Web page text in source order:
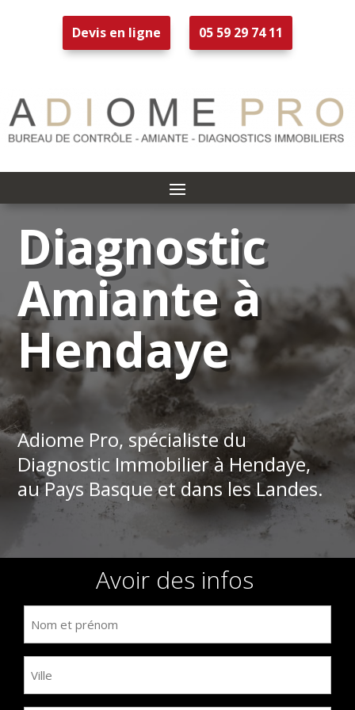
Devis en ligne 05 59 29 74 11
Diagnostic
Amiante à
Hendaye
Adiome Pro, spécialiste du
Diagnostic Immobilier à Hendaye,
au Pays Basque et dans les Landes.
Avoir des infos
prénom
(Nécessaire)